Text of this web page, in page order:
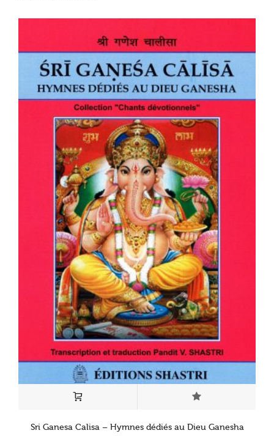
Sri Ganesa Calisa – Hymnes dédiés au Dieu Ganesha